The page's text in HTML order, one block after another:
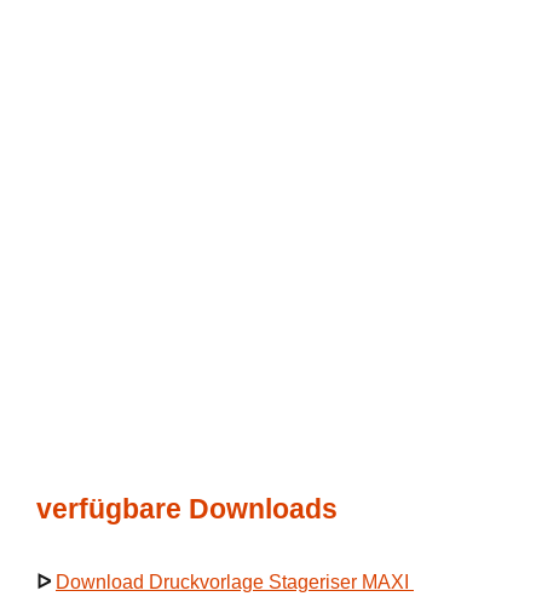
verfügbare Downloads
ᐅ Download Druckvorlage Stageriser MAXI